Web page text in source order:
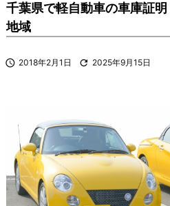
千葉県で軽自動車の車庫証
地域
 2018年2月1日  2025年9月15日